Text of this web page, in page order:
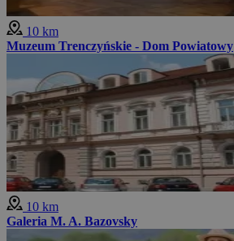
10 km
Muzeum Trenczyńskie - Dom Powiatowy
10 km
Galeria M. A. Bazovsky